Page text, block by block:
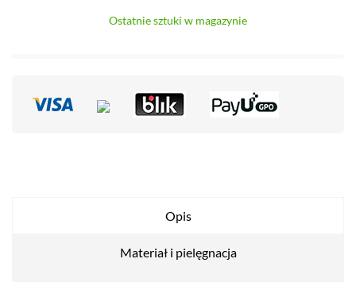
Ostatnie sztuki w magazynie
Opis
Materiał i pielęgnacja